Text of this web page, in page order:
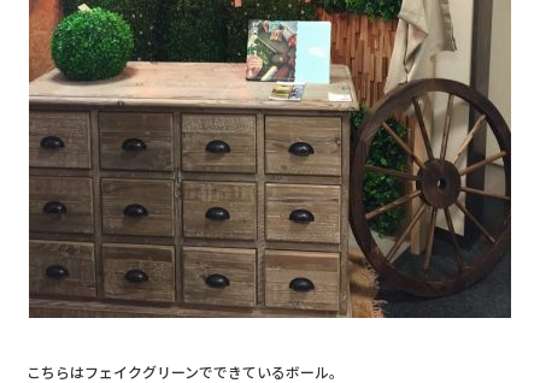
こちらはフェイクグリーンでできているボール。